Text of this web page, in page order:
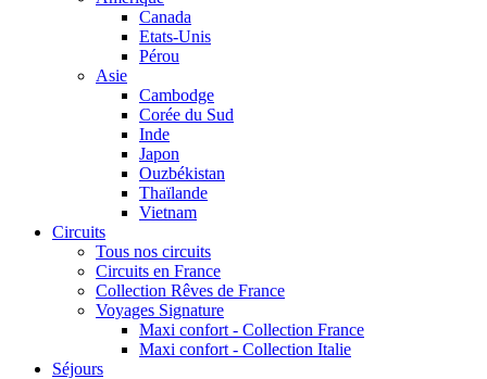
Canada
Etats-Unis
Pérou
Asie
Cambodge
Corée du Sud
Inde
Japon
Ouzbékistan
Thaïlande
Vietnam
Circuits
Tous nos circuits
Circuits en France
Collection Rêves de France
Voyages Signature
Maxi confort - Collection France
Maxi confort - Collection Italie
Séjours